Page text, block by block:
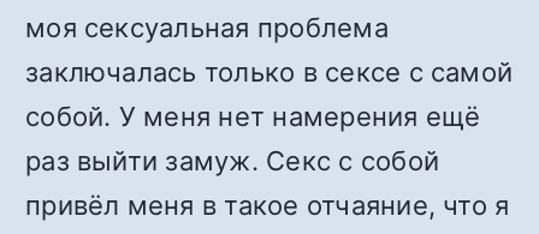
моя сексуальная проблема
заключалась только в сексе с самой
собой. У меня нет намерения ещё
раз выйти замуж. Секс с собой
привёл меня в такое отчаяние, что я